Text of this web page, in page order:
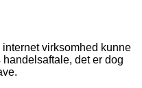
virksomhed kunne
det er dog